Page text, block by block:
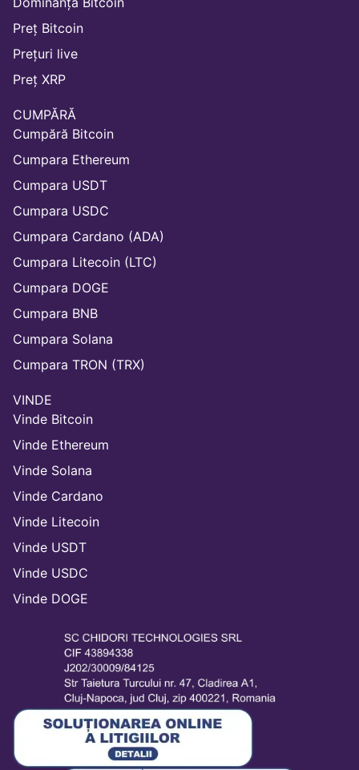
Preț Bitcoin
Prețuri live
Preț XRP
CUMPĂRĂ
Cumpără Bitcoin
Cumpara Ethereum
Cumpara USDT
Cumpara USDC
Cumpara Cardano (ADA)
Cumpara Litecoin (LTC)
Cumpara DOGE
Cumpara BNB
Cumpara Solana
Cumpara TRON (TRX)
VINDE
Vinde Bitcoin
Vinde Ethereum
Vinde Solana
Vinde Cardano
Vinde Litecoin
Vinde USDT
Vinde USDC
Vinde DOGE